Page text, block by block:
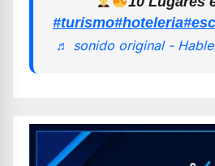
#turismo#hoteleria
♬ sonido original -